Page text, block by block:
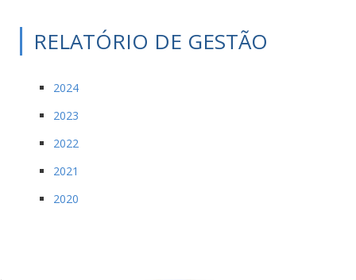
RELATÓRIO DE GESTÃO
2024
2023
2022
2021
2020